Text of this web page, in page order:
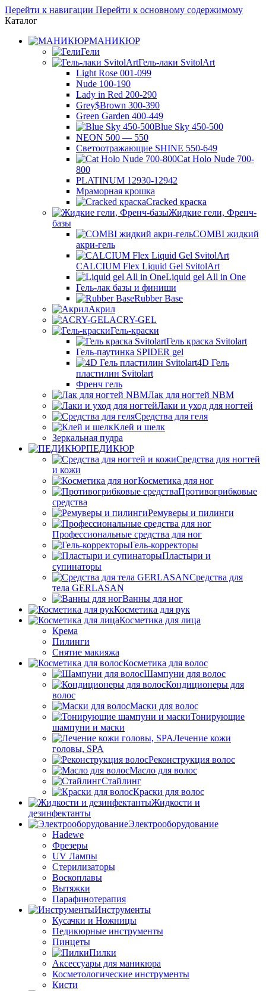
Перейти к навигации Перейти к основному содержимому
Каталог
МАНИКЮР
Гели
Гель-лаки SvitolArt
Light Rose 001-099
Nude 100-190
Lady in Red 200-290
Grey$Brown 300-390
Green Garden 400-449
Blue Sky 450-500
NEON 500 — 550
Светоотражающие SHINE 550-649
Cat Holo Nude 700-
800
PLATINUM 12930-12942
Мраморная крошка
Cracked краска
Жидкие гели, Френч-
базы
COMBI жидкий
акри-гель
CALCIUM Flex Liquid Gel SvitolArt
Liquid gel All in One
Гель-лак базы и финиши
Rubber Base
Акрил
ACRY-GEL
Гель-краски
Гель краска Svitolart
Гель-паутинка SPIDER gel
4D Гель
пластилин Svitolart
Френч гель
Лак для ногтей NBM
Лаки и уход для ногтей
Средства для геля
Клей и шелк
Зеркальная пудра
ПЕДИКЮР
Средства для ногтей
и кожи
Косметика для ног
Противогрибковые
средства
Ремуверы и пилинги
Профессиональные средства для ног
Гель-корректоры
Пластыри и
супинаторы
Средства для
тела GERLASAN
Ванны для ног
Косметика для рук
Косметика для лица
Крема
Пилинги
Снятие макияжа
Косметика для волос
Шампуни для волос
Кондиционеры для
волос
Маски для волос
Тонирующие
шампуни и маски
Лечение кожи
головы, SPA
Реконструкция волос
Масло для волос
Стайлинг
Краски для волос
Жидкости и
дезинфектанты
Электрооборудование
Hadewe
Фрезеры
UV Лампы
Стерилизаторы
Воскоплавы
Вытяжки
Парафинотерапия
Инструменты
Кусачки и Ножницы
Педикюрные инструменты
Пинцеты
Пилки
Аксессуары для маникюра
Косметологические инструменты
Кисти